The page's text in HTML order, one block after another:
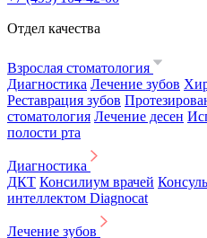
Отдел качества
Взрослая стоматология
Диагностика Лечение зубов
Реставрация зубов
стоматология Лечение десен
полости рта
Диагностика
ДКТ Консилиум врачей
интеллектом Diagnocat
Лечение зубов